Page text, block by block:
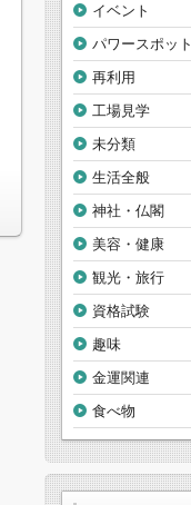
イベント
パワースポット
再利用
工場見学
未分類
生活全般
神社・仏閣
美容・健康
観光・旅行
資格試験
趣味
金運関連
食べ物